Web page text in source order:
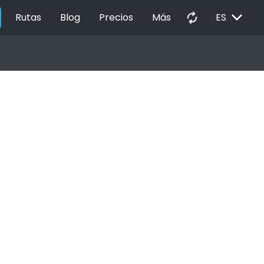
Rutas Blog Precios Más autorenew ES EXPAND_MORE